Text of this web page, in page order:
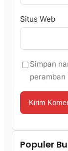
Situs Web
Simpan
Populer